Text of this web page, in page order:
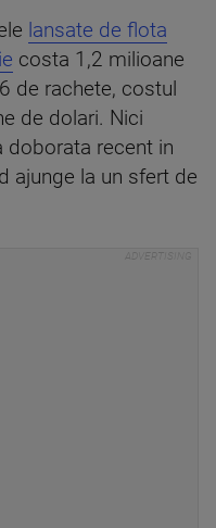
lansate de flota
costa 1,2 milioane
de rachete, costul
de dolari. Nici
doborata recent in
ajunge la un sfert de